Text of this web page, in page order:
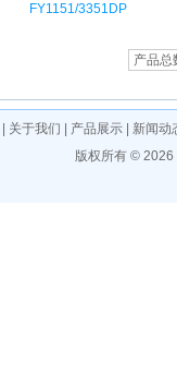
FY1151/3351DP
产品
关于我们 产品展示
新闻动
版权所有 © 2026